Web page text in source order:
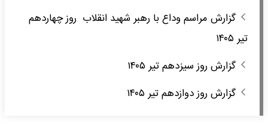
گزارش مراسم وداع با رهبر شهید انقلاب روز چهاردهم
تیر ۱۴۰۵
گزارش روز سیزدهم تیر ۱۴۰۵
گزارش روز دوازدهم تیر ۱۴۰۵